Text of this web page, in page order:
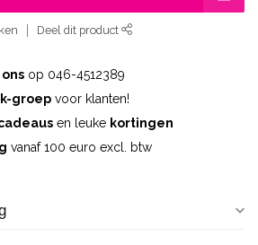
Deel dit product
ons op 046-4512389
groep voor klanten!
en leuke kortingen
vanaf 100 euro excl. btw